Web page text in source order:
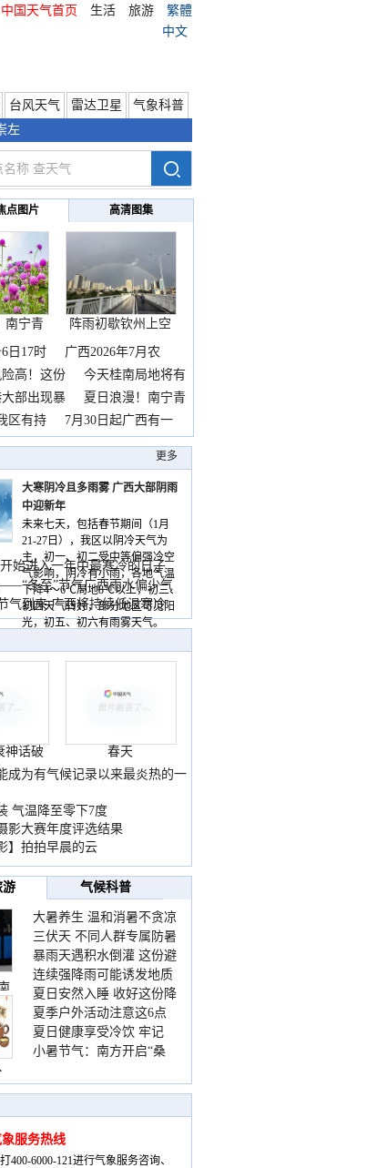
中国天气首页 生活 旅游
繁體
中文
台风天气 雷达卫星
气象科普
左
点图片 高清图集
南宁青
阵雨初歇钦州上空
邂逅
日17时
广西2026年7月农
高！这份
今天桂南局地将有
部出现暴
夏日浪漫！南宁青
区有持 7月30日起广西有一
更多
大寒阴冷且多雨雾 广西大部阴雨
中迎新年
未来七天，包括春节期间（1月
21-27日），我区以阴冷天气为
主，初一、初二受中等偏强冷空
气影响，阴冷有小雨，各地气温
下降4～6℃局地8℃以上，初三、
初四天气转好，部分地区可见阳
光，初五、初六有雨雾天气。
始进入一年中最寒冷的日子
冬至”节气广西雨水偏少气
气到来 广西将持续低温寒冷
神话破
春天
成为有气候记录以来最炎热的一
气温降至零下7度
影大赛年度评选结果
】拍拍早晨的云
游 气候科普
大暑养生 温和消暑不贪凉
三伏天 不同人群专属防暑
要点请收好
暴雨天遇积水倒灌 这份避
险提示请收好
连续强降雨可能诱发地质
灾害 这些前兆要知道
夏日安然入睡 收好这份降
温小贴士
夏季户外活动注意这6点
防暑健身两不误
夏日健康享受冷饮 牢记
“两注意一控制”
小暑节气：南方开启“桑
季
服务热线
400-6000-121进行气象服务咨询、